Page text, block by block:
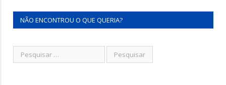
NÃO ENCONTROU O QUE QUERIA?